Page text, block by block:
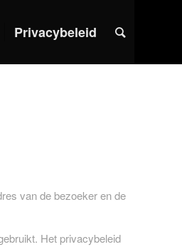
Privacybeleid
van de bezoeker en de
Het privacybeleid